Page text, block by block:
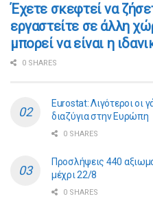
​​Έχετε σκεφτεί να
εργαστείτε σε άλλη
μπορεί να είναι η
0 SHARES
Eurostat: Λιγότεροι οι
διαζύγια στην Ευρώπη
0 SHARES
Προσλήψεις 440
μέχρι 22/8
0 SHARES